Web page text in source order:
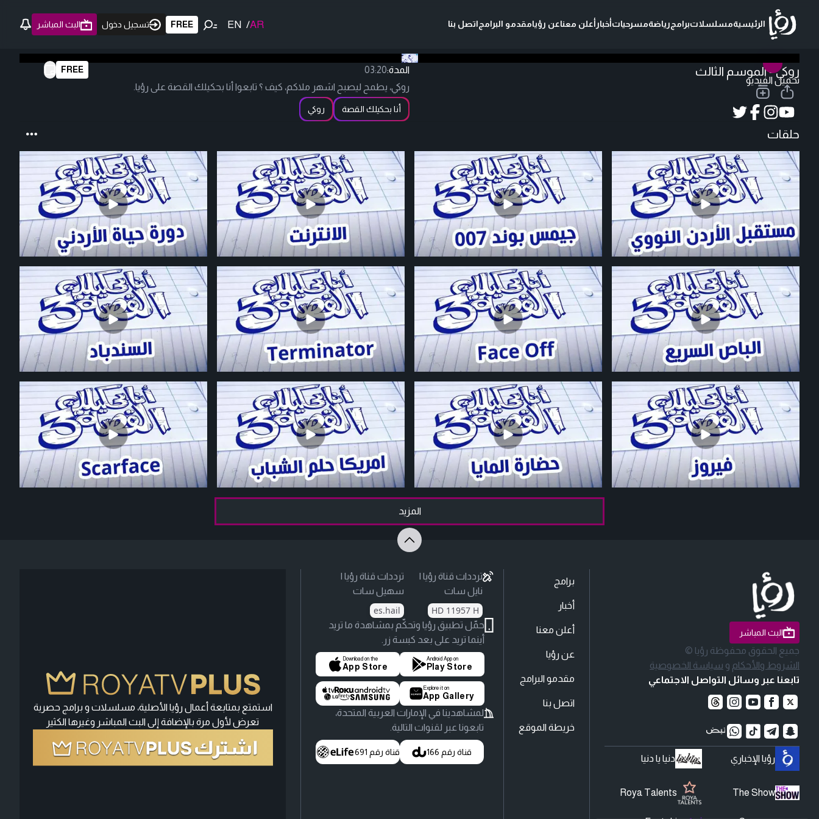
الرئيسيةمسلسلاتبرامجرياضةمسرحياتأخبارأعلن معناعن رؤيامقدمو البرامجاتصل بنا AR
/
EN
FREE تسجيل دخول البث المباشر
تحميل الفيديو
FREE روكي - الموسم الثالث المدة:03:20
روكي، يطمح ليصبح اشهر ملاكم، كيف ؟ تابعوا أنا بحكيلك القصة على رؤيا.
أنا بحكيلك القصة روكي
حلقات
المزيد
البث المباشر
جميع الحقوق محفوظة رؤيا ©
الشروط والأحكام و سياسة الخصوصية
تابعنا عبر وسائل التواصل الاجتماعي
رؤيا الإخباري دنيا يا دنيا
The Show
Roya Talents
برامج
أخبار
أعلن معنا
عن رؤيا
مقدمو البرامج
اتصل بنا
خريطة الموقع
ترددات قناة رؤيا |
نايل سات
HD 11957 H
ترددات قناة رؤيا |
سهيل سات
es.hail
حمّل تطبيق رؤيا وتحكّم بمشاهدة ما تريد
أينما تريد على بعد كبسة زر.
Android App on
Play Store
Download on the
App Store
Explore it on
App Gallery
لمشاهدينا في الإمارات العربية المتحدة،
تابعونا عبر لقنوات التالية.
قناة رقم 166 قناة رقم 691
استمتع بمتابعة أعمال رؤيا الأصلية، مسلسلات و برامج حصرية
تعرض لأول مرة بالإضافة إلى البث المباشر وغيرها الكثير